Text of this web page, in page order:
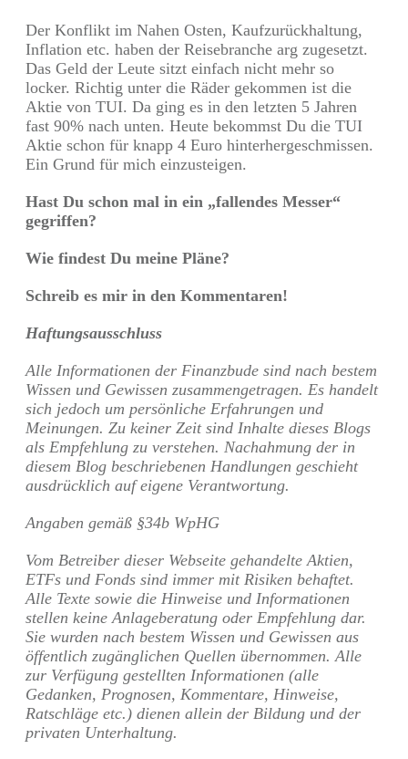
Der Konflikt im Nahen Osten, Kaufzurückhaltung,
Inflation etc. haben der Reisebranche arg zugesetzt.
Das Geld der Leute sitzt einfach nicht mehr so
locker. Richtig unter die Räder gekommen ist die
Aktie von TUI. Da ging es in den letzten 5 Jahren
fast 90% nach unten. Heute bekommst Du die TUI
Aktie schon für knapp 4 Euro hinterhergeschmissen.
Ein Grund für mich einzusteigen.
Hast Du schon mal in ein „fallendes Messer“
gegriffen?
Wie findest Du meine Pläne?
Schreib es mir in den Kommentaren!
Haftungsausschluss
Alle Informationen der Finanzbude sind nach bestem
Wissen und Gewissen zusammengetragen. Es handelt
sich jedoch um persönliche Erfahrungen und
Meinungen. Zu keiner Zeit sind Inhalte dieses Blogs
als Empfehlung zu verstehen. Nachahmung der in
diesem Blog beschriebenen Handlungen geschieht
ausdrücklich auf eigene Verantwortung.
Angaben gemäß §34b WpHG
Vom Betreiber dieser Webseite gehandelte Aktien,
ETFs und Fonds sind immer mit Risiken behaftet.
Alle Texte sowie die Hinweise und Informationen
stellen keine Anlageberatung oder Empfehlung dar.
Sie wurden nach bestem Wissen und Gewissen aus
öffentlich zugänglichen Quellen übernommen. Alle
zur Verfügung gestellten Informationen (alle
Gedanken, Prognosen, Kommentare, Hinweise,
Ratschläge etc.) dienen allein der Bildung und der
privaten Unterhaltung.